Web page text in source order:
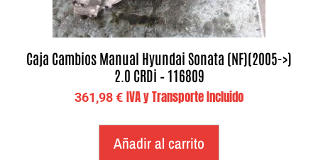
Caja Cambios Manual Hyundai Sonata (NF)(2005->)
2.0 CRDi – 116809
361,98€ IVA y Transporte Incluido
Añadir al carrito